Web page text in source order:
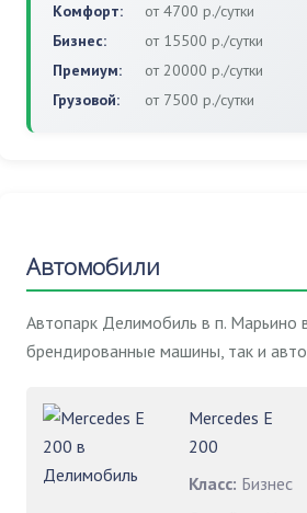
Комфорт:
от 4700 р./сутки
Бизнес:
от 15500 р./сутки
Премиум:
от 20000 р./сутки
Грузовой:
от 7500 р./сутки
Автомобили
Автопарк Делимобиль в п. Марьино
брендированные машины, так и
Mercedes E
200
Класс: Бизнес